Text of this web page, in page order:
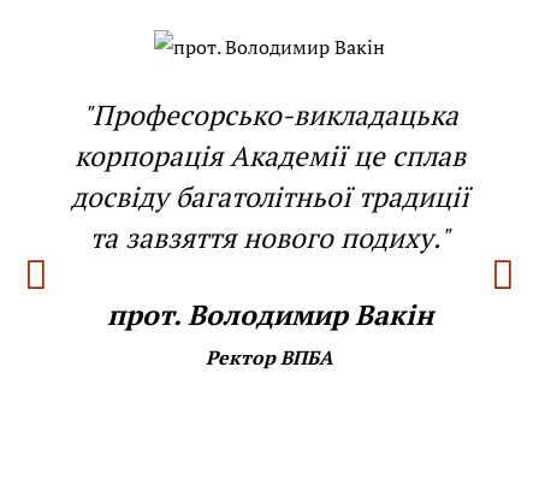
"Професорсько-викладацька
корпорація Академії це сплав
досвіду багатолітньої традиції
та завзяття нового подиху."
прот. Володимир Вакін
Ректор ВПБА